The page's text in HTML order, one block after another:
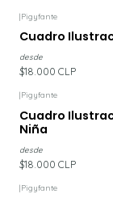
|Pigyfante
Cuadro
desde
$18.000 CLP
|Pigyfante
Cuadro
Niña
desde
$18.000 CLP
|Pigyfante